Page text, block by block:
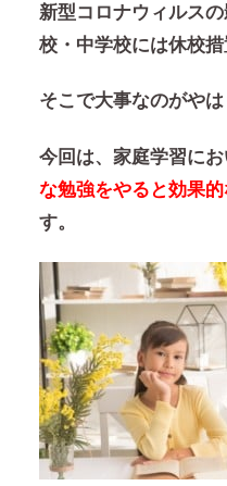
新型コロナウィルス
校・中学校には休校措
そこで大事なのがやは
今回は、家庭学習にお
な勉強をやると効果的
す。